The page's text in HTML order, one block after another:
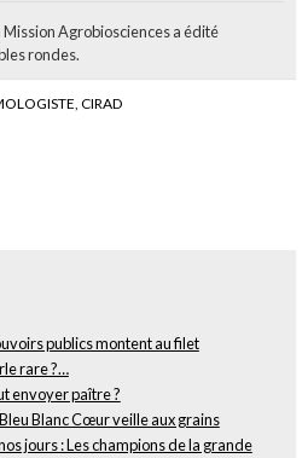
Mission Agrobiosciences a édité
rondes.
CIRAD
publics montent au filet
rare ?…
envoyer paître ?
Blanc Cœur veille aux grains
jours : Les champions de la grande